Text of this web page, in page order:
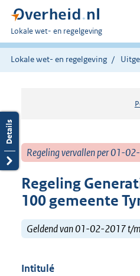
U
bent
hier:
Lokale wet- en regelgeving
Lokale wet- en regelgeving
Regeling vervallen per 01-
Regeling
100 gemeente
Geldend van 01-02-2017 t/
Intitulé